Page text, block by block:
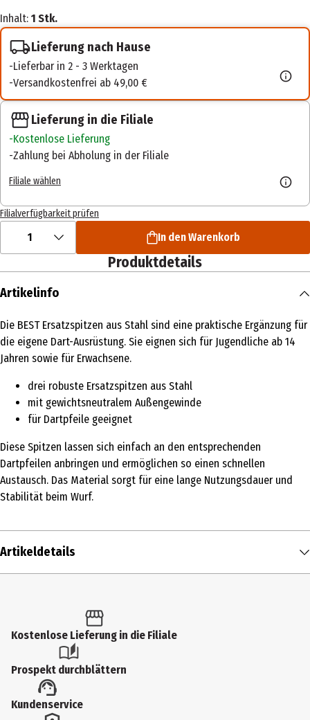
Inhalt: 1 Stk.
Lieferung nach Hause
Lieferbar in 2 - 3 Werktagen
Versandkostenfrei ab 49,00 €
Lieferung in die Filiale
Kostenlose Lieferung
Zahlung bei Abholung in der Filiale
Filiale wählen
Filialverfügbarkeit prüfen
1 In den Warenkorb
Produktdetails
Artikelinfo
Die BEST Ersatzspitzen aus Stahl sind eine praktische Ergänzung für
die eigene Dart-Ausrüstung. Sie eignen sich für Jugendliche ab 14
Jahren sowie für Erwachsene.
drei robuste Ersatzspitzen aus Stahl
mit gewichtsneutralem Außengewinde
für Dartpfeile geeignet
Diese Spitzen lassen sich einfach an den entsprechenden
Dartpfeilen anbringen und ermöglichen so einen schnellen
Austausch. Das Material sorgt für eine lange Nutzungsdauer und
Stabilität beim Wurf.
Artikeldetails
Produkttyp
Pfeile, Spiele und Zubehör
Altersempfehlung ab
14 Jahre
Kostenlose Lieferung in die Filiale
Prospekt durchblättern
Kundenservice